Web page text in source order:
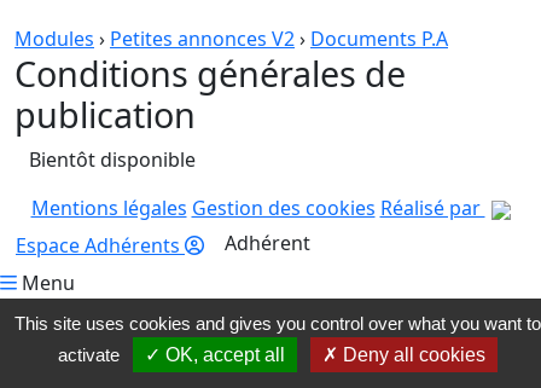
Modules › Petites annonces V2› Documents P.A
Conditions générales de
publication
Bientôt disponible
Mentions légales Gestion des cookies Réalisé par
Espace Adhérents
Adhérent
Menu
This site uses cookies and gives you control over what you want to
activate
✓ OK, accept all ✗ Deny all cookies